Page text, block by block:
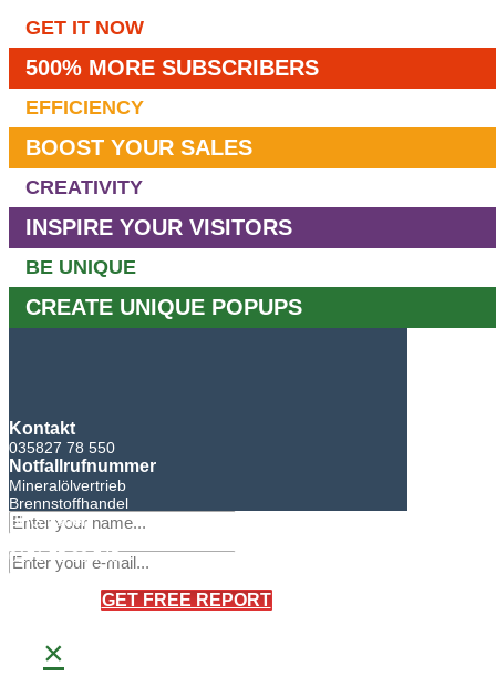
GET IT NOW
500% MORE SUBSCRIBERS
EFFICIENCY
BOOST YOUR SALES
CREATIVITY
INSPIRE YOUR VISITORS
BE UNIQUE
CREATE UNIQUE POPUPS
GET FREE REPORT
×
Kontakt
035827 78 550
Notfallrufnummer
Mineralölvertrieb
Brennstoffhandel
BHG Laden
Sandro Bretschneider
0171 75 90 745
×